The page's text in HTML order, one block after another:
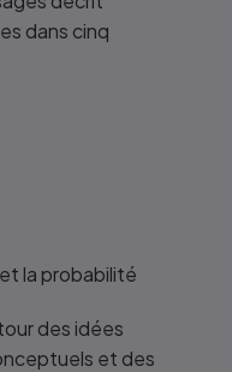
dans cinq
la probabilité
des idées
et des